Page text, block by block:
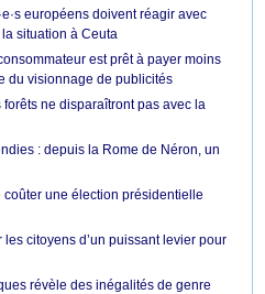
européens doivent réagir avec
situation à Ceuta
est prêt à payer moins
du visionnage de publicités
ne disparaîtront pas avec la
: depuis la Rome de Néron, un
une élection présidentielle
les citoyens d’un puissant levier pour
révèle des inégalités de genre